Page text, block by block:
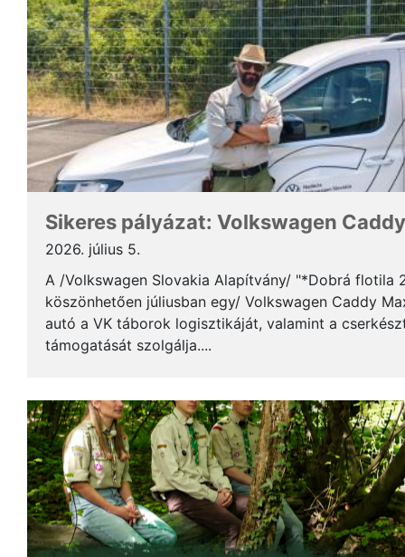
Sikeres pályázat: Volkswagen
2026. július 5.
A /Volkswagen Slovakia Alapítvány/ "*Dobrá flotila
köszönhetően júliusban egy/ Volkswagen Caddy
autó a VK táborok logisztikáját, valamint a
támogatását szolgálja....